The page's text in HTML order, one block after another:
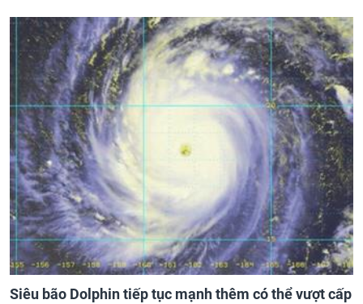
Siêu bão Dolphin tiếp tục mạnh thêm có thể vượt cấp